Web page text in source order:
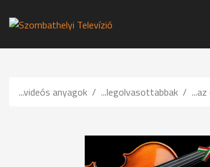
...videós anyagok ...legolvasottabbak